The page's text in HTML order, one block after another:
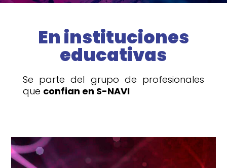
En instituciones
educativas
Se parte del grupo de profesionales
que confian en S-NAVI